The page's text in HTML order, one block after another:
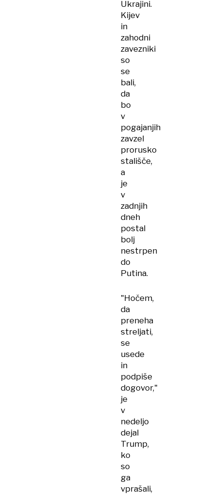
Ukrajini.
Kijev
in
zahodni
zavezniki
so
se
bali,
da
bo
v
pogajanjih
zavzel
prorusko
stališče,
a
je
v
zadnjih
dneh
postal
bolj
nestrpen
do
Putina.
"Hočem,
da
preneha
streljati,
se
usede
in
podpiše
dogovor,"
je
v
nedeljo
dejal
Trump,
ko
so
ga
vprašali,